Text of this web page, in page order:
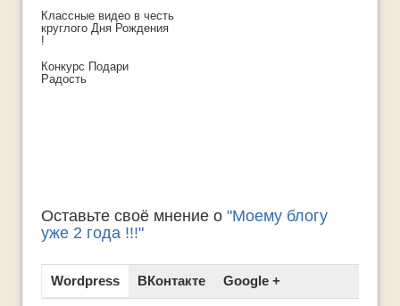
Классные видео в честь
круглого Дня Рождения
!
Конкурс Подари
Радость
Оставьте своё мнение о "Моему блогу
уже 2 года !!!"
Wordpress ВКонтакте Google +